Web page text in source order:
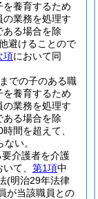
を養育するため
業務を処理す
ある場合を除
避けることので
項において同
での子のある職
を養育するため
業務を処理す
ある場合を除
間を超えて、
い。
介護者を介護
て、 第1項中
(明治29年法律
が当該職員との